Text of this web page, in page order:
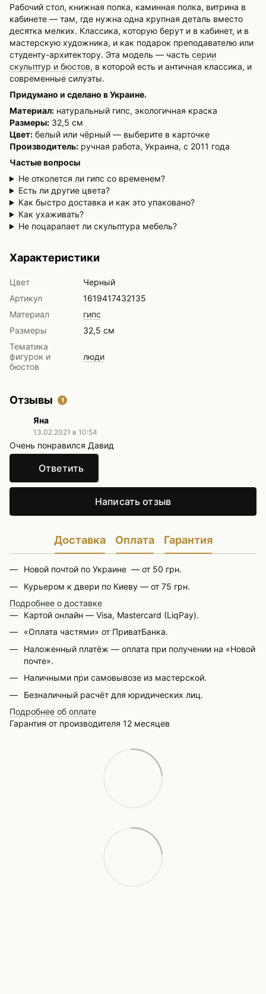
Рабочий стол, книжная полка, каминная полка, витрина в
кабинете — там, где нужна одна крупная деталь вместо
десятка мелких. Классика, которую берут и в кабинет, и в
мастерскую художника, и как подарок преподавателю или
студенту-архитектору. Эта модель — часть серии
скульптур и бюстов, в которой есть и античная классика, и
современные силуэты.
Придумано и сделано в Украине.
Материал: натуральный гипс, экологичная краска
Размеры: 32,5 см
Цвет: белый или чёрный — выберите в карточке
Производитель: ручная работа, Украина, с 2011 года
Частые вопросы
Не отколется ли гипс со временем?
Есть ли другие цвета?
Как быстро доставка и как это упаковано?
Как ухаживать?
Не поцарапает ли скульптура мебель?
Характеристики
Цвет
Черный
Артикул
1619417432135
Материал
гипс
Размеры
32,5 см
Тематика
фигурок и
бюстов
люди
Отзывы 1
Яна
13.02.2021 в 10:54
Очень понравился Давид
Ответить
Написать отзыв
Доставка Оплата Гарантия
Новой почтой по Украине — от 50 грн.
Курьером к двери по Киеву — от 75 грн.
Подробнее о доставке
Картой онлайн — Visa, Mastercard (LiqPay).
«Оплата частями» от ПриватБанка.
Наложенный платёж — оплата при получении на «Новой
почте».
Наличными при самовывозе из мастерской.
Безналичный расчёт для юридических лиц.
Подробнее об оплате
Гарантия от производителя 12 месяцев